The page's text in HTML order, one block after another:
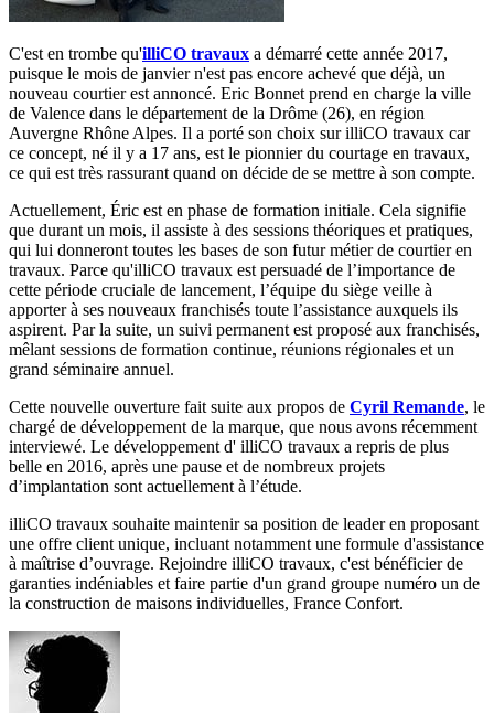
C'est en trombe qu'illiCO travaux a démarré cette année 2017,
puisque le mois de janvier n'est pas encore achevé que déjà, un
nouveau courtier est annoncé. Eric Bonnet prend en charge la ville
de Valence dans le département de la Drôme (26), en région
Auvergne Rhône Alpes. Il a porté son choix sur illiCO travaux car
ce concept, né il y a 17 ans, est le pionnier du courtage en travaux,
ce qui est très rassurant quand on décide de se mettre à son compte.
Actuellement, Éric est en phase de formation initiale. Cela signifie
que durant un mois, il assiste à des sessions théoriques et pratiques,
qui lui donneront toutes les bases de son futur métier de courtier en
travaux. Parce qu'illiCO travaux est persuadé de l’importance de
cette période cruciale de lancement, l’équipe du siège veille à
apporter à ses nouveaux franchisés toute l’assistance auxquels ils
aspirent. Par la suite, un suivi permanent est proposé aux franchisés,
mêlant sessions de formation continue, réunions régionales et un
grand séminaire annuel.
Cette nouvelle ouverture fait suite aux propos de Cyril Remande, le
chargé de développement de la marque, que nous avons récemment
interviewé. Le développement d' illiCO travaux a repris de plus
belle en 2016, après une pause et de nombreux projets
d’implantation sont actuellement à l’étude.
illiCO travaux souhaite maintenir sa position de leader en proposant
une offre client unique, incluant notamment une formule d'assistance
à maîtrise d’ouvrage. Rejoindre illiCO travaux, c'est bénéficier de
garanties indéniables et faire partie d'un grand groupe numéro un de
la construction de maisons individuelles, France Confort.